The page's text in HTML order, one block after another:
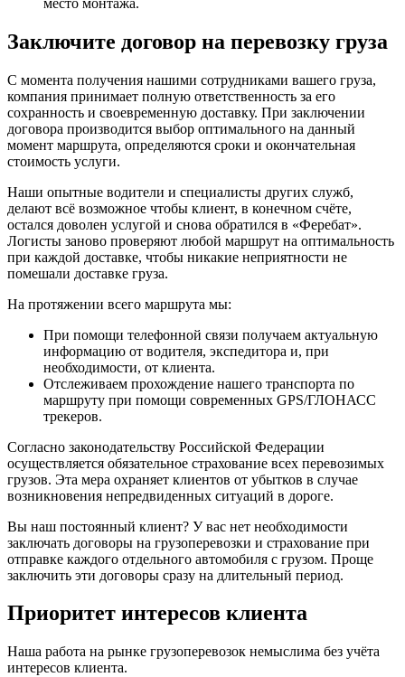
Заключите договор на перевозку груза
С момента получения нашими сотрудниками вашего груза,
компания принимает полную ответственность за его
сохранность и своевременную доставку. При заключении
договора производится выбор оптимального на данный
момент маршрута, определяются сроки и окончательная
стоимость услуги.
Наши опытные водители и специалисты других служб,
делают всё возможное чтобы клиент, в конечном счёте,
остался доволен услугой и снова обратился в «Феребат».
Логисты заново проверяют любой маршрут на оптимальность
при каждой доставке, чтобы никакие неприятности не
помешали доставке груза.
На протяжении всего маршрута мы:
При помощи телефонной связи получаем актуальную
информацию от водителя, экспедитора и, при
необходимости, от клиента.
Отслеживаем прохождение нашего транспорта по
маршруту при помощи современных GPS/ГЛОНАСС
трекеров.
Согласно законодательству Российской Федерации
осуществляется обязательное страхование всех перевозимых
грузов. Эта мера охраняет клиентов от убытков в случае
возникновения непредвиденных ситуаций в дороге.
Вы наш постоянный клиент? У вас нет необходимости
заключать договоры на грузоперевозки и страхование при
отправке каждого отдельного автомобиля с грузом. Проще
заключить эти договоры сразу на длительный период.
Приоритет интересов клиента
Наша работа на рынке грузоперевозок немыслима без учёта
интересов клиента.